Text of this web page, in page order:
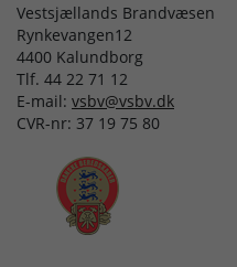
Vestsjællands Brandvæsen
Rynkevangen12
4400 Kalundborg
Tlf. 44 22 71 12
E-mail: vsbv@vsbv.dk
CVR-nr: 37 19 75 80